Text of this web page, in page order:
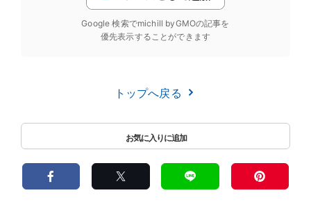
Google 検索でmichill byGMOの記事を
優先表示することができます
トップへ戻る